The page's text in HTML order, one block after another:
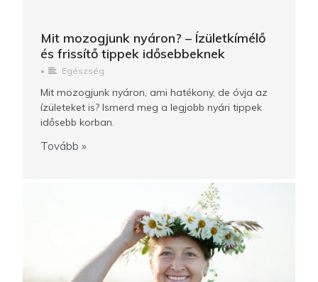
Mit mozogjunk nyáron? – Ízületkímélő
és frissítő tippek idősebbeknek
• Egészség
Mit mozogjunk nyáron, ami hatékony, de óvja az
ízületeket is? Ismerd meg a legjobb nyári tippek
idősebb korban.
Tovább »